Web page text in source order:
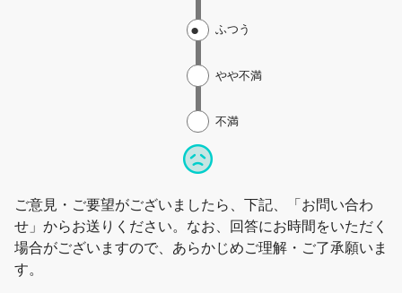
不満
やや不満
ふつう
ご意見・ご要望がございましたら、下記、「お問い合わ
せ」からお送りください。なお、回答にお時間をいただく
場合がございますので、あらかじめご理解・ご了承願いま
す。